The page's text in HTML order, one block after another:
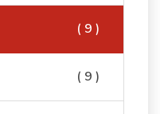
( 9 )
( 9 )